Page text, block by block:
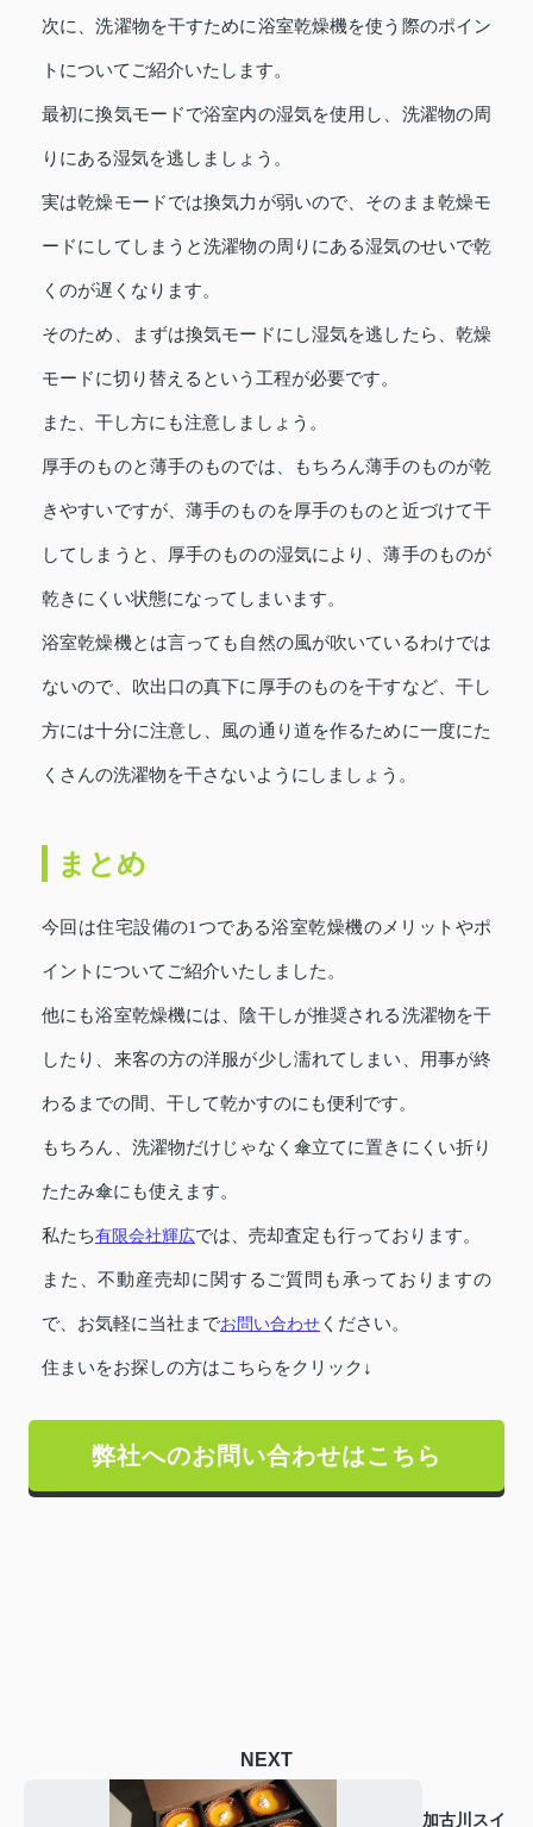
次に、洗濯物を干すために浴室乾燥機を使う際のポイン
トについてご紹介いたします。
最初に換気モードで浴室内の湿気を使用し、洗濯物の周
りにある湿気を逃しましょう。
実は乾燥モードでは換気力が弱いので、そのまま乾燥モ
ードにしてしまうと洗濯物の周りにある湿気のせいで乾
くのが遅くなります。
そのため、まずは換気モードにし湿気を逃したら、乾燥
モードに切り替えるという工程が必要です。
また、干し方にも注意しましょう。
厚手のものと薄手のものでは、もちろん薄手のものが乾
きやすいですが、薄手のものを厚手のものと近づけて干
してしまうと、厚手のものの湿気により、薄手のものが
乾きにくい状態になってしまいます。
浴室乾燥機とは言っても自然の風が吹いているわけでは
ないので、吹出口の真下に厚手のものを干すなど、干し
方には十分に注意し、風の通り道を作るために一度にた
くさんの洗濯物を干さないようにしましょう。
まとめ
今回は住宅設備の1つである浴室乾燥機のメリットやポ
イントについてご紹介いたしました。
他にも浴室乾燥機には、陰干しが推奨される洗濯物を干
したり、来客の方の洋服が少し濡れてしまい、用事が終
わるまでの間、干して乾かすのにも便利です。
もちろん、洗濯物だけじゃなく傘立てに置きにくい折り
たたみ傘にも使えます。
私たち有限会社輝広では、売却査定も行っております。
また、不動産売却に関するご質問も承っておりますの
で、お気軽に当社までお問い合わせ ください。
住まいをお探しの方はこちらをクリック↓
弊社へのお問い合わせはこちら
NEXT
加古川スイ